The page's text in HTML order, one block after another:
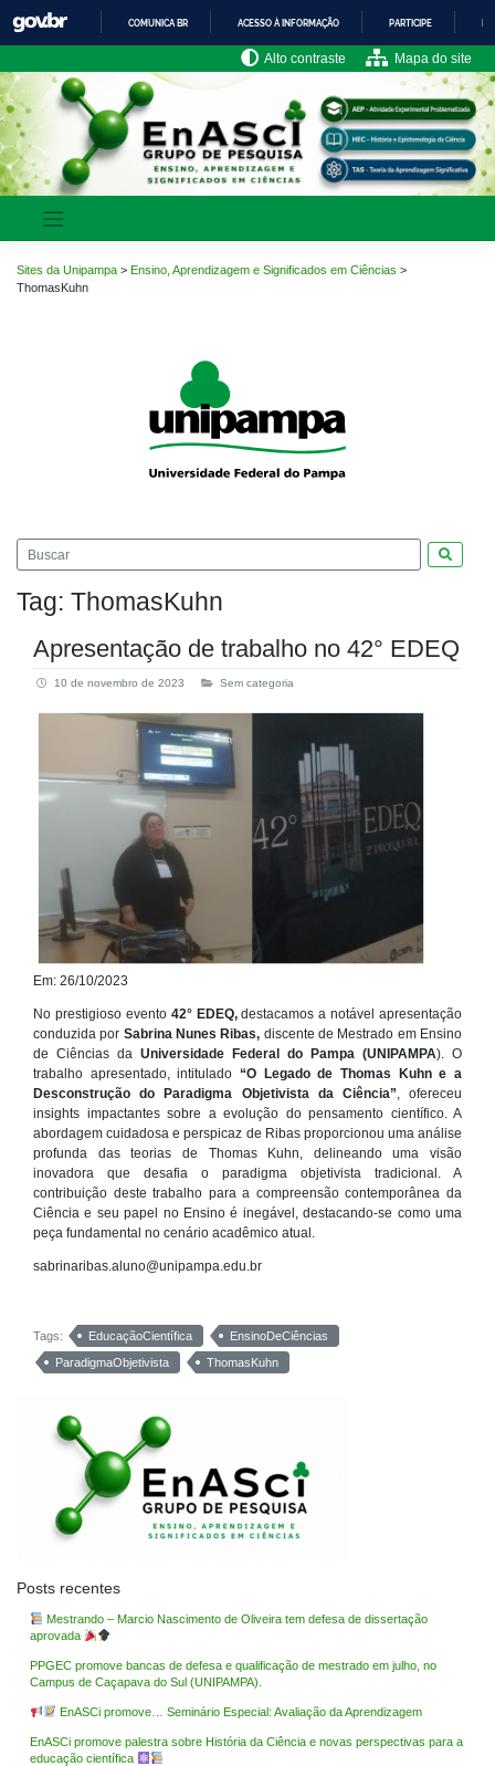
para
o
conteúdo
IR
PARA
O
COMUNICA BR ACESSO À INFORMAÇÃO PARTICIPE
Alto contraste Mapa do site
Sites da Unipampa > Ensino, Aprendizagem e Significados em Ciências >
ThomasKuhn
Tag: ThomasKuhn
Apresentação de trabalho no 42° EDEQ
10 de novembro de 2023 Sem categoria
Em: 26/10/2023
No prestigioso evento 42° EDEQ,destacamos a notável apresentação
conduzida por Sabrina Nunes Ribas, discente de Mestrado em Ensino
de Ciências da Universidade Federal do Pampa (UNIPAMPA). O
trabalho apresentado, intitulado “O Legado de Thomas Kuhn e a
Desconstrução do Paradigma Objetivista da Ciência”, ofereceu
insights impactantes sobre a evolução do pensamento científico. A
abordagem cuidadosa e perspicaz de Ribas proporcionou uma análise
profunda das teorias de Thomas Kuhn, delineando uma visão
inovadora que desafia o paradigma objetivista tradicional. A
contribuição deste trabalho para a compreensão contemporânea da
Ciência e seu papel no Ensino é inegável, destacando-se como uma
peça fundamental no cenário acadêmico atual.
sabrinaribas.aluno@unipampa.edu.br
Tags: EducaçãoCientífica
EnsinoDeCiências
ParadigmaObjetivista
ThomasKuhn
Posts recentes
Mestrando – Marcio Nascimento de Oliveira tem defesa de dissertação
aprovada
PPGEC promove bancas de defesa e qualificação de mestrado em julho, no
Campus de Caçapava do Sul (UNIPAMPA).
EnASCi promove… Seminário Especial: Avaliação da Aprendizagem
EnASCi promove palestra sobre História da Ciência e novas perspectivas para a
educação científica